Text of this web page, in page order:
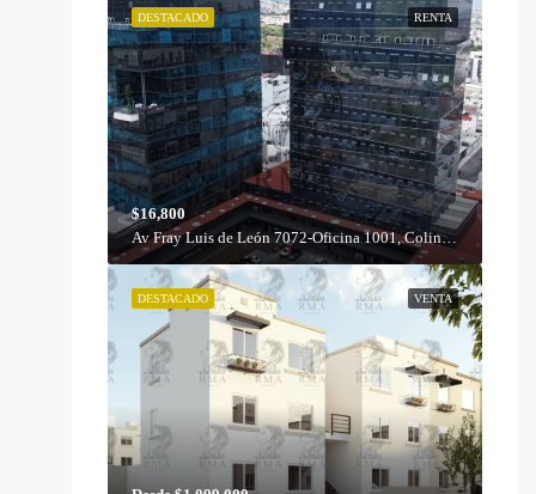
RENTA
DESTACADO
$16,800
Av Fray Luis de León 7072-Oficina 1001, Colinas del Cimatario, 76090 Santiago de Querétaro, Qro.
VENTA
DESTACADO